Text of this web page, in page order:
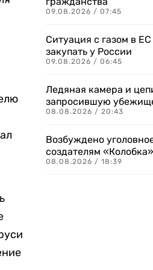
09.08.2026 / 07:45
Ситуация с газом в
закупать у России
09.08.2026 / 06:45
Ледяная камера и
запросившую
08.08.2026 / 20:43
Возбуждено
создателям «Колобка»
08.08.2026 / 18:39